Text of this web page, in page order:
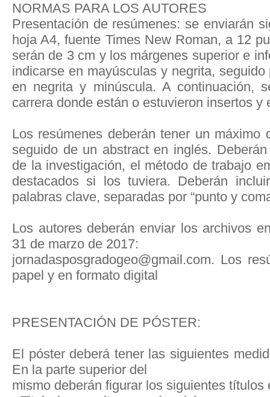
NORMAS PARA LOS AUTORES
Presentación de resúmenes: se enviarán
hoja A4, fuente Times New Roman, a 12
serán de 3 cm y los márgenes superior e
indicarse en mayúsculas y negrita,
en negrita y minúscula. A continuación,
carrera donde están o estuvieron insertos y
Los resúmenes deberán tener un máximo
seguido de un abstract en inglés.
de la investigación, el método de trabajo
destacados si los tuviera. Deberán
palabras clave, separadas por “punto y
Los autores deberán enviar los archivos
31 de marzo de 2017:
jornadasposgradogeo@gmail.com. Los
papel y en formato digital
PRESENTACIÓN DE PÓSTER:
El póster deberá tener las siguientes
En la parte superior del
mismo deberán figurar los siguientes títulos